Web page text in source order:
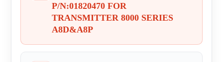
P/N:01820470 FOR
TRANSMITTER 8000 SERIES
A8D&A8P